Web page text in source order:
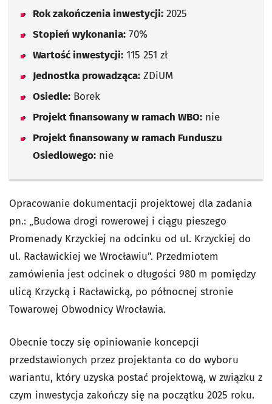
Rok zakończenia inwestycji: 2025
Stopień wykonania: 70%
Wartość inwestycji: 115 251 zł
Jednostka prowadząca: ZDiUM
Osiedle: Borek
Projekt finansowany w ramach WBO: nie
Projekt finansowany w ramach Funduszu
Osiedlowego: nie
Opracowanie dokumentacji projektowej dla zadania
pn.: „Budowa drogi rowerowej i ciągu pieszego
Promenady Krzyckiej na odcinku od ul. Krzyckiej do
ul. Racławickiej we Wrocławiu”. Przedmiotem
zamówienia jest odcinek o długości 980 m pomiędzy
ulicą Krzycką i Racławicką, po północnej stronie
Towarowej Obwodnicy Wrocławia.
Obecnie toczy się opiniowanie koncepcji
przedstawionych przez projektanta co do wyboru
wariantu, który uzyska postać projektową, w związku z
czym inwestycja zakończy się na początku 2025 roku.